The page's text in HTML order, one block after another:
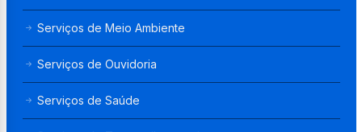
Serviços de Meio Ambiente
Serviços de Ouvidoria
Serviços de Saúde